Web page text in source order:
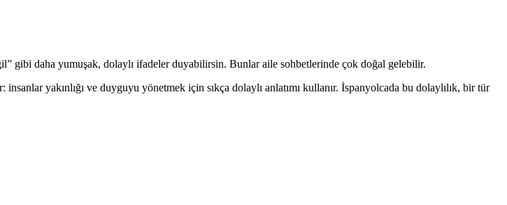
gibi daha yumuşak, dolaylı ifadeler duyabilirsin. Bunlar aile sohbetlerinde çok doğal gelebilir.
yakınlığı ve duyguyu yönetmek için sıkça dolaylı anlatımı kullanır. İspanyolcada bu dolaylılık, bir tür